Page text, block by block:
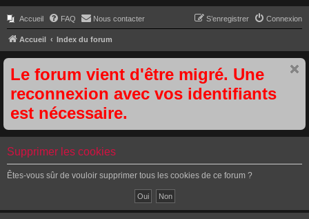
Accueil FAQ Nous contacter Connexion
S’enregistrer
Accueil Index du forum
Le forum vient d'être migré. Une
reconnexion avec vos identifiants
est nécessaire.
Supprimer les cookies
Êtes-vous sûr de vouloir supprimer tous les cookies de ce forum ?